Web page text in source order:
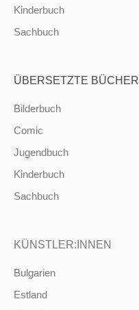
Kinderbuch
Sachbuch
ÜBERSETZTE BÜCHER
Bilderbuch
Comic
Jugendbuch
Kinderbuch
Sachbuch
KÜNSTLER:INNEN
Bulgarien
Estland